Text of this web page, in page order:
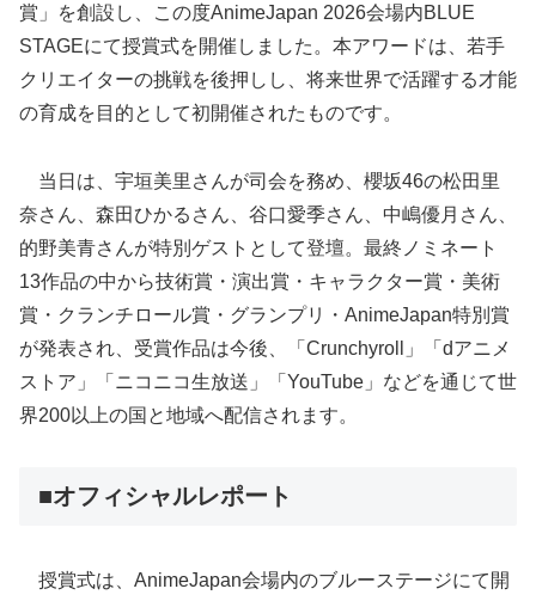
賞」を創設し、この度AnimeJapan 2026会場内BLUE
STAGEにて授賞式を開催しました。本アワードは、若手
クリエイターの挑戦を後押しし、将来世界で活躍する才能
の育成を目的として初開催されたものです。
当日は、宇垣美里さんが司会を務め、櫻坂46の松田里
奈さん、森田ひかるさん、谷口愛季さん、中嶋優月さん、
的野美青さんが特別ゲストとして登壇。最終ノミネート
13作品の中から技術賞・演出賞・キャラクター賞・美術
賞・クランチロール賞・グランプリ・AnimeJapan特別賞
が発表され、受賞作品は今後、「Crunchyroll」「dアニメ
ストア」「ニコニコ生放送」「YouTube」などを通じて世
界200以上の国と地域へ配信されます。
■オフィシャルレポート
授賞式は、AnimeJapan会場内のブルーステージにて開